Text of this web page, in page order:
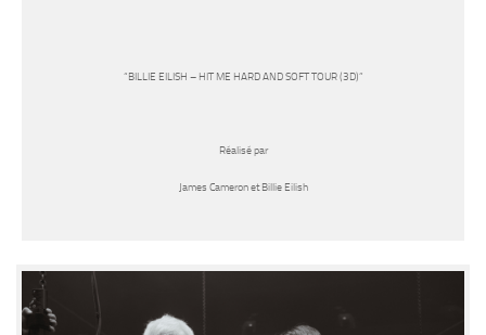
“BILLIE EILISH – HIT ME HARD AND SOFT TOUR (3D)”
Réalisé par
James Cameron et Billie Eilish